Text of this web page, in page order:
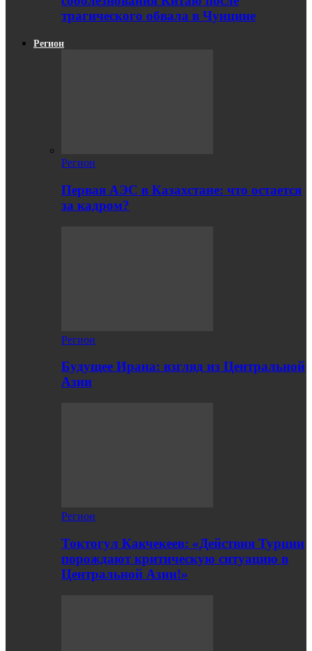
трагического обвала в Чунцине
Регион
Регион
Первая АЭС в Казахстане: что остается
за кадром?
Регион
Будущее Ирана: взгляд из Центральной
Азии
Регион
Токтогул Какчекеев: «Действия Турции
порождают критическую ситуацию в
Центральной Азии!»